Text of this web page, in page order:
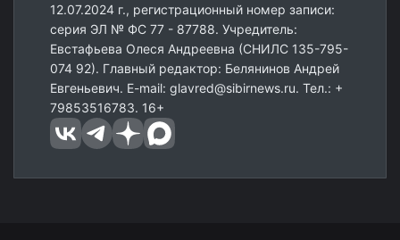
12.07.2024 г., регистрационный номер записи:
серия ЭЛ № ФС 77 - 87788. Учредитель:
Евстафьева Олеся Андреевна (СНИЛС 135-795-
074 92). Главный редактор: Белянинов Андрей
Евгеньевич. E-mail: glavred@sibirnews.ru. Тел.: +
79853516783. 16+